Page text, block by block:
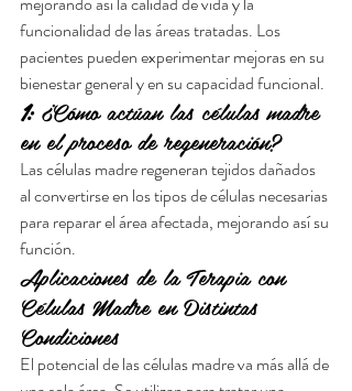
funcionalidad de las áreas tratadas. Los
pacientes pueden experimentar mejoras en su
bienestar general y en su capacidad funcional.
1: ¿Cómo actúan las células madre
en el proceso de regeneración?
Las células madre regeneran tejidos dañados
al convertirse en los tipos de células necesarias
para reparar el área afectada, mejorando así su
función.
Aplicaciones de la Terapia con
Células Madre en Distintas
Condiciones
El potencial de las células madre va más allá de